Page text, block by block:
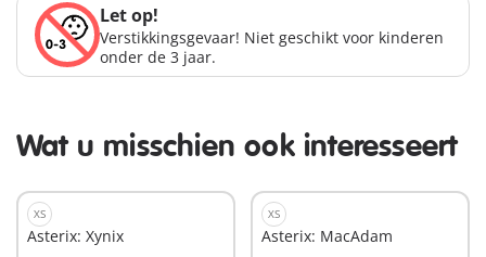
Let op!
Verstikkingsgevaar! Niet geschikt voor kinderen
onder de 3 jaar.
Wat u misschien ook interesseert
XS
Asterix: Xynix
XS
Asterix: MacAdam